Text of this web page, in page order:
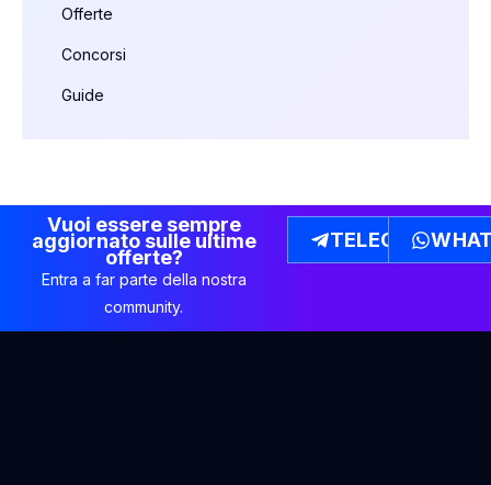
Offerte
Concorsi
Guide
Vuoi essere sempre
aggiornato sulle ultime
offerte?
Entra a far parte della nostra
community.
TELEGRAM